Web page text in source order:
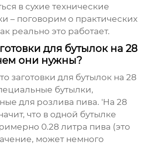
в сухие технические
– поговорим о практических
реально это работает.
для бутылок на 28
они нужны?
заготовки для бутылок на 28
бутылки,
для розлива пива. 'На 28
что в одной бутылке
0.28 литра пива (это
может немного